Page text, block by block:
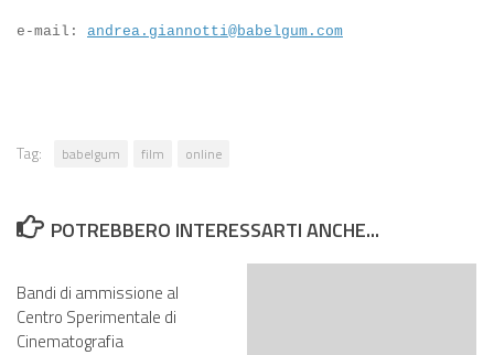
e-mail: andrea.giannotti@babelgum.com
Tag: babelgum film online
POTREBBERO INTERESSARTI ANCHE...
Bandi di ammissione al
Centro Sperimentale di
Cinematografia